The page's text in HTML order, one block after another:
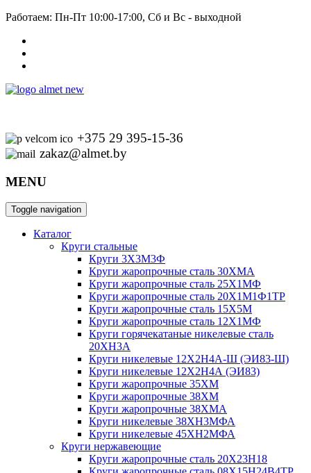
Работаем: Пн-Пт 10:00-17:00, Сб и Вс - выходной
+375 29 395-15-36
zakaz@almet.by
MENU
Toggle navigation
Каталог
Круги стальные
Круги 3Х3М3Ф
Круги жаропрочные сталь 30ХМА
Круги жаропрочные сталь 25Х1МФ
Круги жаропрочные сталь 20Х1М1Ф1ТР
Круги жаропрочные сталь 15Х5М
Круги жаропрочные сталь 12Х1МФ
Круги горячекатаные никелевые сталь
20ХН3А
Круги никелевые 12Х2Н4А-Ш (ЭИ83-Ш)
Круги никелевые 12Х2Н4А (ЭИ83)
Круги жаропрочные 35ХМ
Круги жаропрочные 38ХМ
Круги жаропрочные 38ХМА
Круги никелевые 38XH3MФА
Круги никелевые 45ХН2МФА
Круги нержавеющие
Круги жаропрочные сталь 20Х23Н18